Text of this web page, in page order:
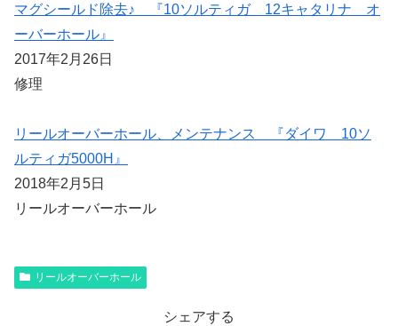
マグシールド除去♪ 『10ソルティガ 12キャタリナ オ
ーバーホール』
2017年2月26日
修理
リールオーバーホール、メンテナンス 『ダイワ 10ソ
ルティガ5000H』
2018年2月5日
リールオーバーホール
リールオーバーホール
シェアする